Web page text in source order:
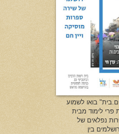
בואו לשמוע
פרי לימוד מבית
נפלאים של
בין